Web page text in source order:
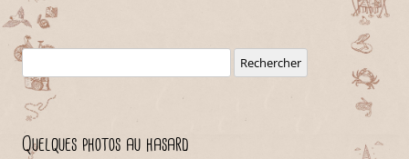
Rechercher :
Quelques photos au hasard